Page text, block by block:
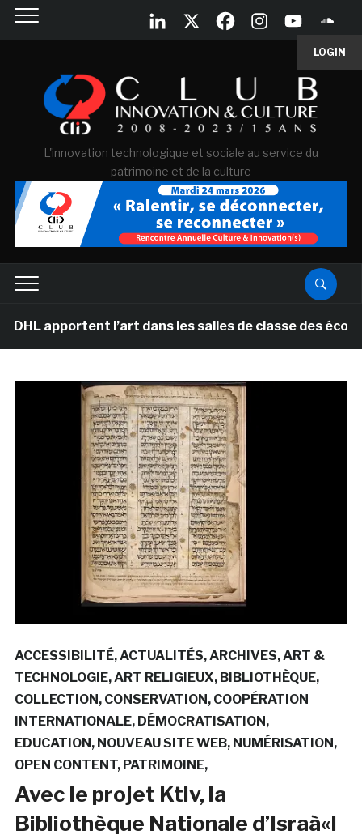
LOGIN
L'innovation technologique et sociale au service du
patrimoine et de la culture
l’art dans les salles de classe des écoles
ACCESSIBILITÉ ACTUALITÉS ARCHIVES ART &
TECHNOLOGIE ART RELIGIEUX BIBLIOTHÈQUE
COLLECTION CONSERVATION COOPÉRATION
INTERNATIONALE DÉMOCRATISATION
EDUCATION NOUVEAU SITE WEB NUMÉRISATION
OPEN CONTENT PATRIMOINE
Avec le projet Ktiv, la
Bibliothèque Nationale d’Israà«l